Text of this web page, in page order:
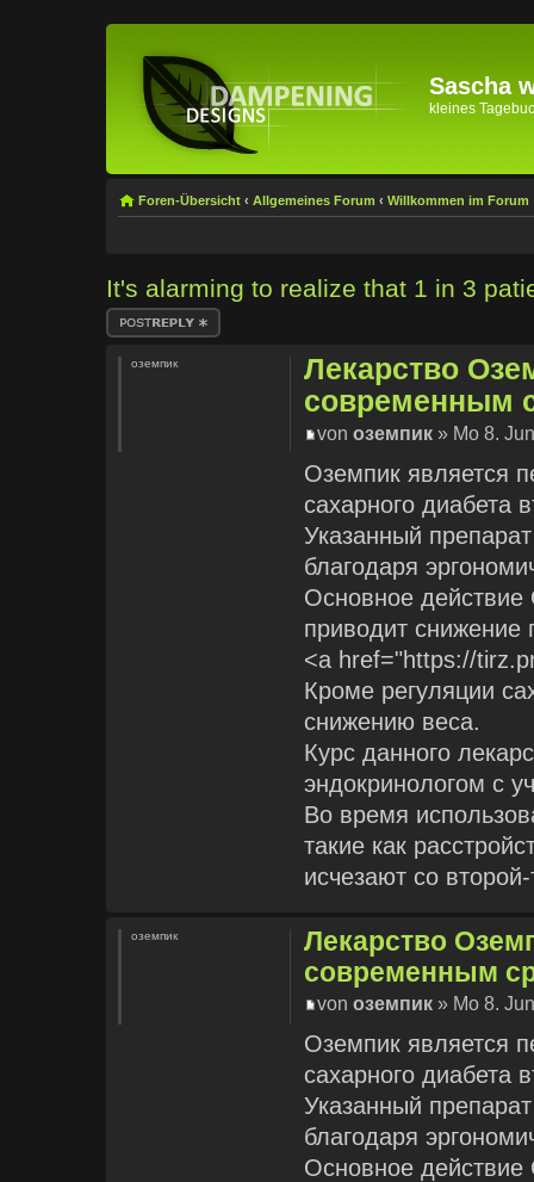
Sascha
kleines
Foren-Übersicht ‹ Allgemeines Forum ‹ Willkommen im Forum
It's alarming to realize that 1 in 3
Antwort erstellen
Лекарство
современным
vonоземпик » Mo 8.
Оземпик является
сахарного диабета
Указанный
благодаря
Основное
приводит снижение
<a href="https://
Кроме регуляции
снижению веса.
Курс данного
эндокринологом с
Во время
такие как
исчезают со
оземпик
Лекарство
современным
vonоземпик » Mo 8.
Оземпик является
сахарного диабета
Указанный
благодаря
Основное
оземпик